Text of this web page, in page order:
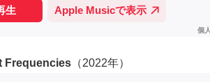
Frequencies （2022年）